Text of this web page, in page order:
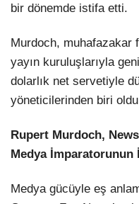
bir dönemde istifa etti.
Murdoch, muhafazakar
yayın kuruluşlarıyla
dolarlık net servetiyle
yöneticilerinden biri
Rupert Murdoch,
Medya
Medya gücüyle eş